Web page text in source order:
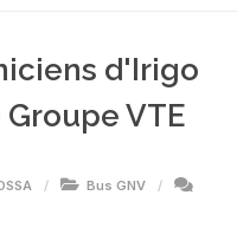
d'Irigo
VTE
Bus GNV